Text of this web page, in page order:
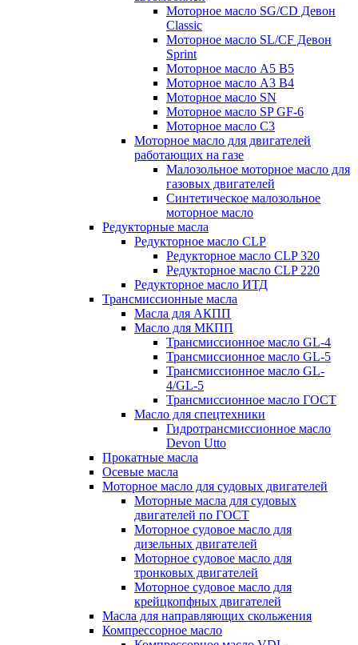
Моторное масло SG/CD Девон
Classic
Моторное масло SL/CF Девон
Sprint
Моторное масло A5 B5
Моторное масло A3 B4
Моторное масло SN
Моторное масло SP GF-6
Моторное масло C3
Моторное масло для двигателей
работающих на газе
Малозольное моторное масло для
газовых двигателей
Синтетическое малозольное
моторное масло
Редукторные масла
Редукторное масло CLP
Редукторное масло CLP 320
Редукторное масло CLP 220
Редукторное масло ИТД
Трансмиссионные масла
Масла для АКПП
Масло для МКПП
Трансмиссионное масло GL-4
Трансмиссионное масло GL-5
Трансмиссионное масло GL-
4/GL-5
Трансмиссионное масло ГОСТ
Масло для спецтехники
Гидротрансмиссионное масло
Devon Utto
Прокатные масла
Осевые масла
Моторное масло для судовых двигателей
Моторные масла для судовых
двигателей по ГОСТ
Моторное судовое масло для
дизельных двигателей
Моторное судовое масло для
тронковых двигателей
Моторное судовое масло для
крейцкопфных двигателей
Масла для направляющих скольжения
Компрессорное масло